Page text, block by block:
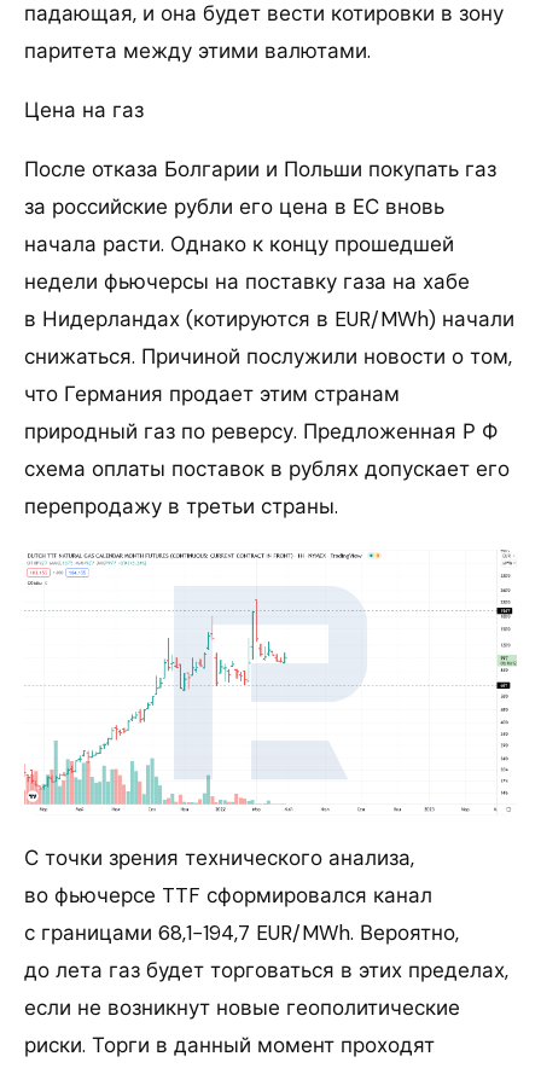
падающая, и она будет вести котировки в зону
паритета между этими валютами.
Цена на газ
После отказа Болгарии и Польши покупать газ
за российские рубли его цена в ЕС вновь
начала расти. Однако к концу прошедшей
недели фьючерсы на поставку газа на хабе
в Нидерландах (котируются в EUR/MWh) начали
снижаться. Причиной послужили новости о том,
что Германия продает этим странам
природный газ по реверсу. Предложенная Р Ф
схема оплаты поставок в рублях допускает его
перепродажу в третьи страны.
С точки зрения технического анализа,
во фьючерсе TTF сформировался канал
с границами 68,1−194,7 EUR/MWh. Вероятно,
до лета газ будет торговаться в этих пределах,
если не возникнут новые геополитические
риски. Торги в данный момент проходят